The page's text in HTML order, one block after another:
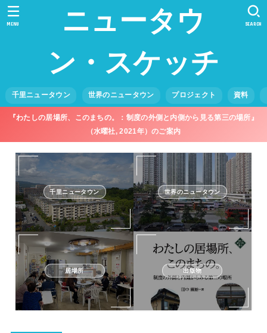
ニュータウ
ン・スケッチ
千里ニュータウン 世界のニュータウン プロジェクト 資料
SEARCH
MENU
『わたしの居場所、このまちの。：制度の外側と内側から見る第三の場所』
（水曜社, 2021年）のご案内
千里ニュータウン 世界のニュータウン
居場所 出版物